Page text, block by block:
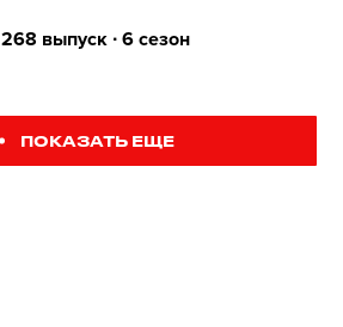
268 выпуск ∙ 6 сезон
ПОКАЗАТЬ ЕЩЕ